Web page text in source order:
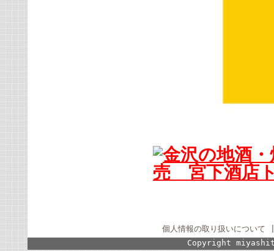
個人情報の取り扱いについて
Copyright